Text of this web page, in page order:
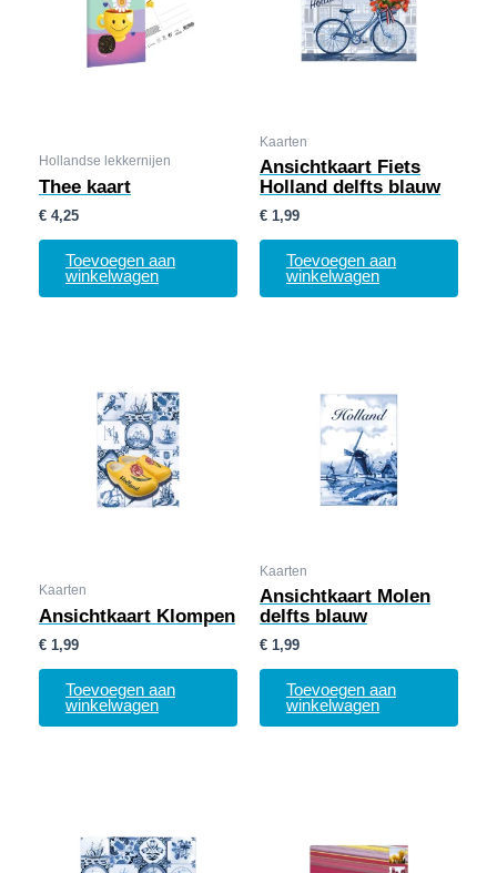
Hollandse lekkernijen
Thee kaart
€ 4,25
Toevoegen aan
winkelwagen
Kaarten
Ansichtkaart Fiets
Holland delfts blauw
€ 1,99
Toevoegen aan
winkelwagen
Kaarten
Ansichtkaart Klompen
€ 1,99
Toevoegen aan
winkelwagen
Kaarten
Ansichtkaart Molen
delfts blauw
€ 1,99
Toevoegen aan
winkelwagen